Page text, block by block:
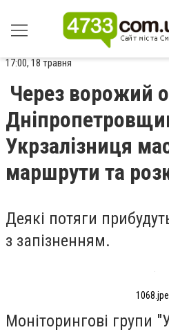
17:00, 18 травня
Через ворожий
Укрзалізниця
маршрути та
Деякі потяги
з запізненням.
Моніторингові групи